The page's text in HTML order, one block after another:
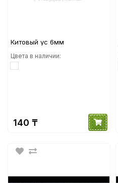
Китовый ус 6мм
Цвета в наличии:
140 ₸